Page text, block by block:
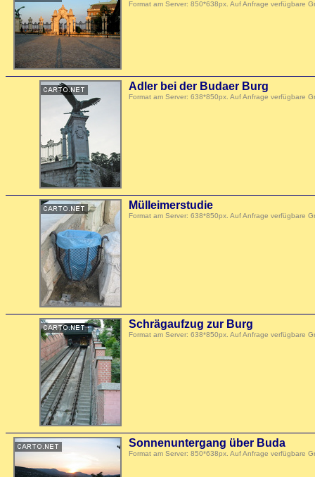
Format am Server: 850*638px. Auf Anfrage verfügbare
Adler bei der Budaer Burg
Format am Server: 638*850px. Auf Anfrage verfügbare
Mülleimerstudie
Format am Server: 638*850px. Auf Anfrage verfügbare
Schrägaufzug zur Burg
Format am Server: 638*850px. Auf Anfrage verfügbare
Sonnenuntergang über Buda
Format am Server: 850*638px. Auf Anfrage verfügbare